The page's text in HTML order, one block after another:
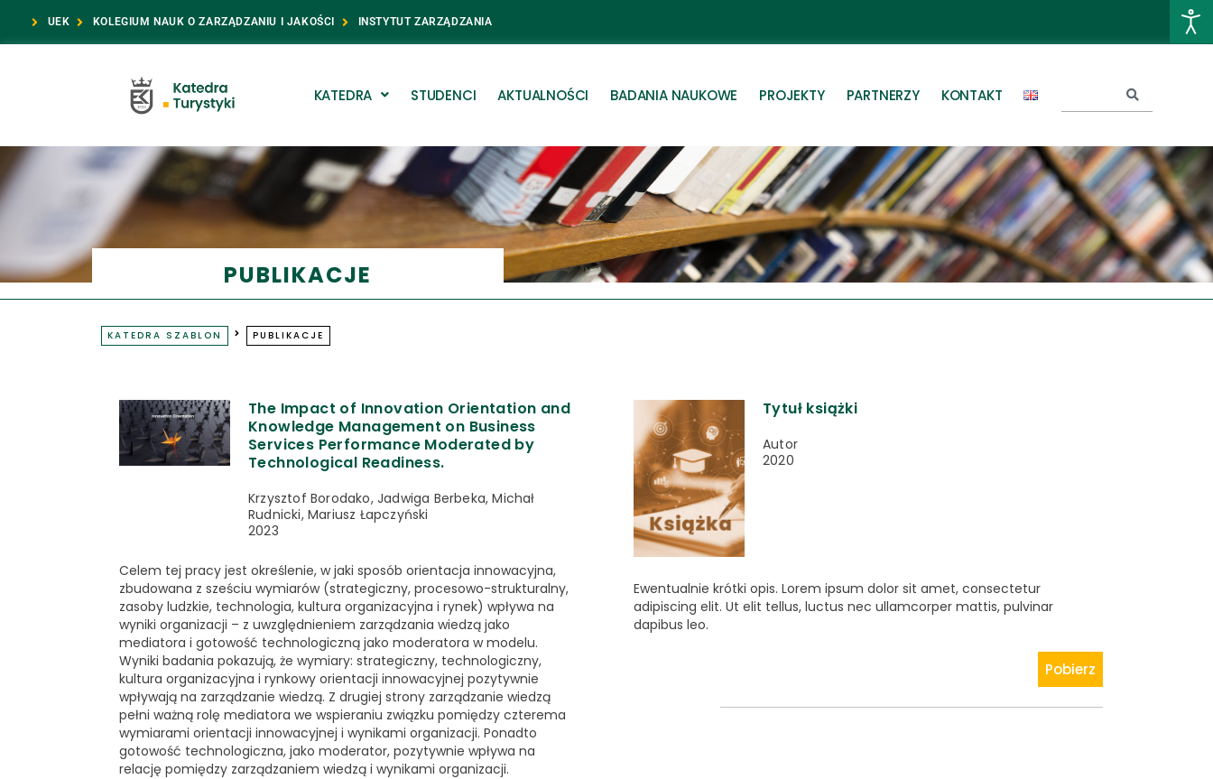
UEK KOLEGIUM NAUK O ZARZĄDZANIU I JAKOŚCI INSTYTUT ZARZĄDZANIA
KATEDRA STUDENCI AKTUALNOŚCI BADANIA NAUKOWE PROJEKTY PARTNERZY KONTAKT
PUBLIKACJE
KATEDRA SZABLON PUBLIKACJE
The Impact of Innovation Orientation and
Knowledge Management on Business
Services Performance Moderated by
Technological Readiness.
Krzysztof Borodako, Jadwiga Berbeka, Michał
Rudnicki, Mariusz Łapczyński
2023
Celem tej pracy jest określenie, w jaki sposób orientacja innowacyjna,
zbudowana z sześciu wymiarów (strategiczny, procesowo-strukturalny,
zasoby ludzkie, technologia, kultura organizacyjna i rynek) wpływa na
wyniki organizacji – z uwzględnieniem zarządzania wiedzą jako
mediatora i gotowość technologiczną jako moderatora w modelu.
Wyniki badania pokazują, że wymiary: strategiczny, technologiczny,
kultura organizacyjna i rynkowy orientacji innowacyjnej pozytywnie
wpływają na zarządzanie wiedzą. Z drugiej strony zarządzanie wiedzą
pełni ważną rolę mediatora we wspieraniu związku pomiędzy czterema
wymiarami orientacji innowacyjnej i wynikami organizacji. Ponadto
gotowość technologiczna, jako moderator, pozytywnie wpływa na
relację pomiędzy zarządzaniem wiedzą i wynikami organizacji.
Tytuł książki
Autor
2020
Ewentualnie krótki opis. Lorem ipsum dolor sit amet, consectetur
adipiscing elit. Ut elit tellus, luctus nec ullamcorper mattis, pulvinar
dapibus leo.
Pobierz